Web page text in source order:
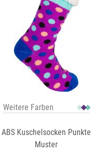
Weitere Farben
ABS Kuschelsocken Punkte
Muster